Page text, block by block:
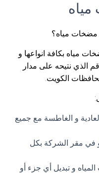
مضخات مياه؟
مياه بكافة انواعها و
الذي نتيحه على مدار
الكويت.
و الغاطسة مع جميع
في مقر الشركة بكل
و تبديل أي جزء أو